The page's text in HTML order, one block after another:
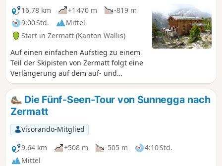
Erleichterung.
16,78 km
+1 470 m
-819 m
9:00 Std.
Mittel
Start in Zermatt (Kanton Wallis)
Auf einen einfachen Aufstieg zu einem
Teil der Skipisten von Zermatt folgt eine
Verlängerung auf dem auf- und
absteigenden Balkonweg zur bekannten
Europahütte. Achtung: Die Hängebrücke
vor der Europahütte ist derzeit außer
Betrieb. Man muss über den 2. blau
gekennzeichneten Weg auf der Karte
ins Randa-Tal absteigen, bevor man zur
Hütte aufsteigen kann (etwa 2 Stunden
länger).
Die Fünf-Seen-Tour von Sunnegga nach
Zermatt
Visorando-Mitglied
9,64 km
+508 m -505 m
4:10 Std.
Mittel